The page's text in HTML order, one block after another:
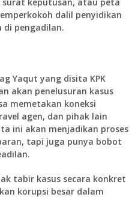
dalil penyidikan
di pengadilan.
Yaqut yang disita KPK
akan penelusuran kasus
memetakan koneksi
agen, dan pihak lain
ini akan menjadikan proses
tapi juga punya bobot
tabir kasus secara konkret
korupsi besar dalam